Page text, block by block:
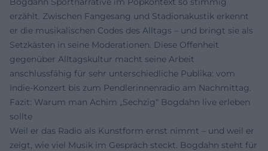
erzählt. Zwischen Fangesang und Stadionakustik erkennt
er die musikalischen Codes des Alltags – und bringt sie als
Setzkästen in seine Moderationen. Diese Offenheit
gegenüber Alltagskultur macht seine Arbeit
anschlussfähig für sehr unterschiedliche Publika: vom
Indie-Konzert bis zum Pendlerinnenradio am Nachmittag.
Fazit: Warum man Achim „Sechzig“ Bogdahn live erleben
sollte
Weil er das Radio als Kunstform ernst nimmt – und weil er
zeigt, wie viel Musik im Gespräch steckt. Bogdahn steht für